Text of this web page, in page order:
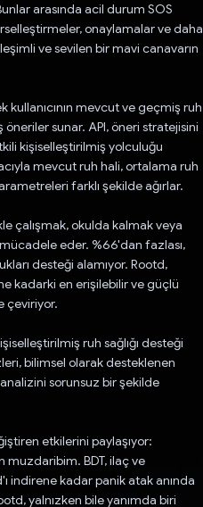
arasında acil durum SOS
onaylamalar ve daha
ve sevilen bir mavi canavarın
mevcut ve geçmiş ruh
sunar. API, öneri stratejisini
kişiselleştirilmiş yolculuğu
mevcut ruh hali, ortalama ruh
farklı şekilde ağırlar.
çalışmak, okulda kalmak veya
eder. %66'dan fazlası,
desteği alamıyor. Rootd,
kadarki en erişilebilir ve güçlü
çeviriyor.
ruh sağlığı desteği
bilimsel olarak desteklenen
sorunsuz bir şekilde
etkilerini paylaşıyor:
muzdaribim. BDT, ilaç ve
indirene kadar panik atak anında
yalnızken bile yanımda biri